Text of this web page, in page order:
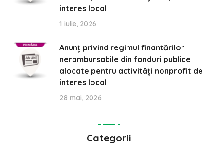
interes local
1 iulie, 2026
Anunț privind regimul finantărilor
nerambursabile din fonduri publice
alocate pentru activități nonprofit de
interes local
28 mai, 2026
Categorii